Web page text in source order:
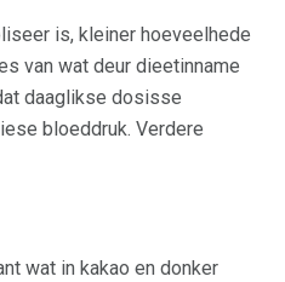
is, kleiner hoeveelhede
van wat deur dieetinname
daaglikse dosisse
bloeddruk. Verdere
wat in kakao en donker